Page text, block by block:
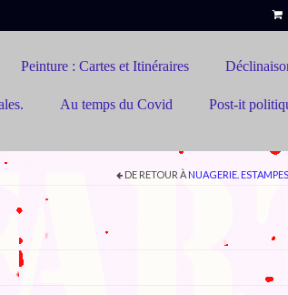
Peinture : Cartes et Itinéraires
Au temps du Covid Post-it
DE RETOUR À NUAGERIE.